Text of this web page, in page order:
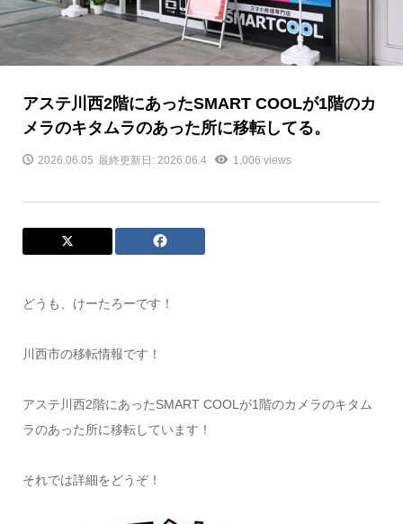
アステ川西2階にあったSMART COOLが1階のカ
メラのキタムラのあった所に移転してる。
2026.06.05 最終更新日: 2026.06.4 1,006 views
どうも、けーたろーです！
川西市の移転情報です！
アステ川西2階にあったSMART COOLが1階のカメラのキタム
ラのあった所に移転しています！
それでは詳細をどうぞ！